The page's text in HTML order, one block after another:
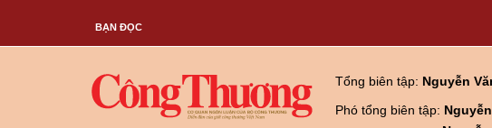
BẠN ĐỌC
Tổng biên tập: Nguyễn
Phó tổng biên tập: